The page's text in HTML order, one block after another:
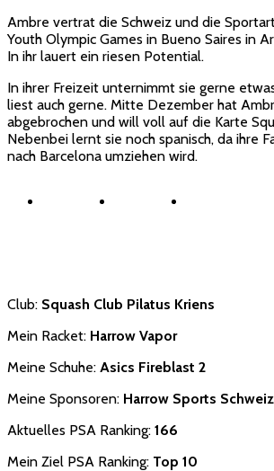
Ambre vertrat die Schweiz und die
Youth Olympic Games in Bueno Saires in
In ihr lauert ein riesen Potential.
In ihrer Freizeit unternimmt sie gerne
liest auch gerne. Mitte Dezember hat
abgebrochen und will voll auf die Karte
Nebenbei lernt sie noch spanisch, da ihre
nach Barcelona umziehen wird.
Club: Squash Club Pilatus Kriens
Mein Racket: Harrow Vapor
Meine Schuhe: Asics Fireblast 2
Meine Sponsoren: Harrow Sports Schweiz
Aktuelles PSA Ranking: 166
Mein Ziel PSA Ranking: Top 10